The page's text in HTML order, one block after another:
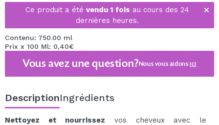
Ce produit a été vendu 1 fois au cours des 24
dernières heures.
Contenu: 750.00 ml
Prix x 100 Ml: 0,40€
Vous avez une question?Nous vous aidonsici
DescriptionIngrédients
Nettoyez et nourrissez vos cheveux avec le